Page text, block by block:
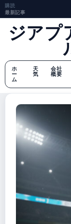
購読
最新記事
ジアプ
ホ
ー
ム
天
気
会社
概要